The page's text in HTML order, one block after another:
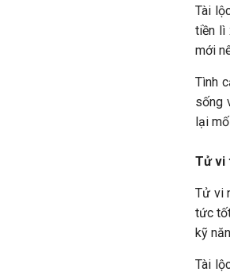
Tài
tiền lì
mới
Tình
sống
lại
Tử vi
Tử vi
tức
kỹ
Tài